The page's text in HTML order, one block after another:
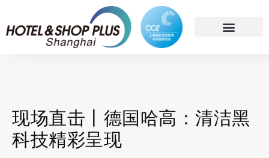
现场直击丨德国哈高：清洁黑
科技精彩呈现